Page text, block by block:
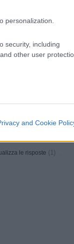
personalization.
security, including
other user
and Cookie
minaccinava
nei
VINTI DI
le risposte (1)